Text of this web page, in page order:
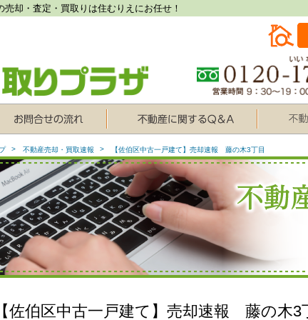
却・査定・買取りは住むりえにお任せ！
不動産売却・買取速報 【佐伯区中古一戸建て】売却速報 藤の木3丁目
【佐伯区中古一戸建て】売却速報 藤の木3